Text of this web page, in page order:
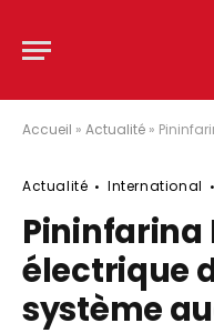
Accueil » Actualité » Pininfarina
Actualité International
Pininfarina
électrique
système